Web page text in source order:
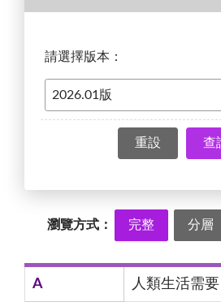
請選擇版本：
查
瀏覽方式： 完整 分層
A 人類生活需要